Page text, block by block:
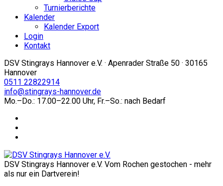
Turnierberichte
Kalender
Kalender Export
Login
Kontakt
DSV Stingrays Hannover e.V. · Apenrader Straße 50 · 30165
Hannover
0511 22822914
info@stingrays-hannover.de
Mo.–Do.: 17.00–22.00 Uhr, Fr.–So.: nach Bedarf
DSV Stingrays Hannover e.V. Vom Rochen gestochen - mehr
als nur ein Dartverein!